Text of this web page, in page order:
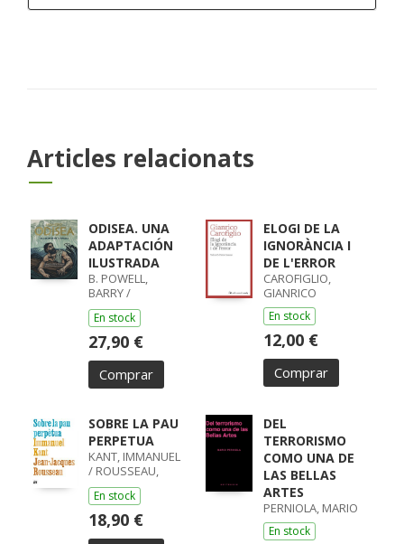
Articles relacionats
ODISEA. UNA
ADAPTACIÓN
ILUSTRADA
B. POWELL,
BARRY /
LISOWIEC,
JOANNA /
HOMERO,
HOMERO
En stock
27,90 €
Comprar
ELOGI DE LA
IGNORÀNCIA I
DE L'ERROR
CAROFIGLIO,
GIANRICO
En stock
12,00 €
Comprar
SOBRE LA PAU
PERPETUA
KANT, IMMANUEL
/ ROUSSEAU,
JEAN-JACQUES
En stock
18,90 €
DEL
TERRORISMO
COMO UNA DE
LAS BELLAS
ARTES
PERNIOLA, MARIO
En stock